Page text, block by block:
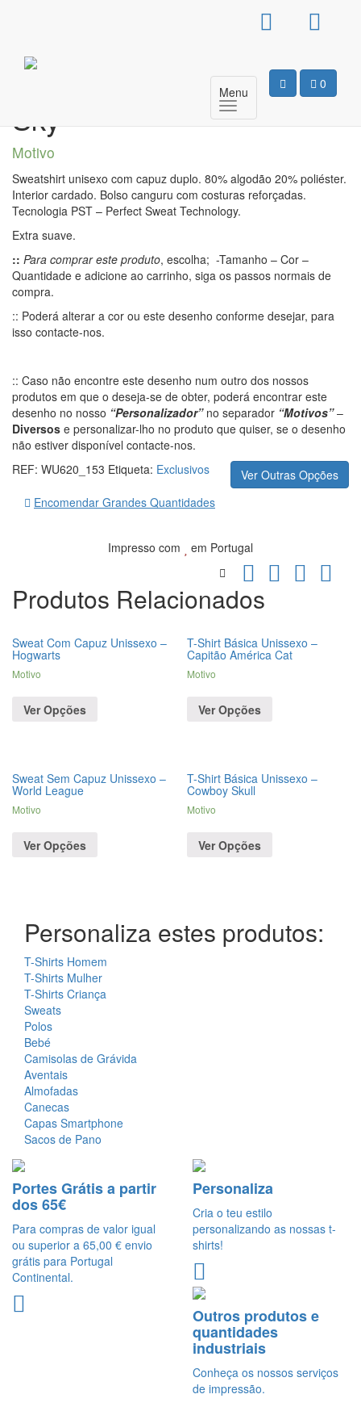
0
Menu
Sweat Com Capuz
Unissexo – Touch The
Sky
Motivo
Sweatshirt unisexo com capuz duplo. 80% algodão 20% poliéster.
Interior cardado. Bolso canguru com costuras reforçadas.
Tecnologia PST – Perfect Sweat Technology.
Extra suave.
:: Para comprar este produto, escolha; -Tamanho – Cor –
Quantidade e adicione ao carrinho, siga os passos normais de
compra.
:: Poderá alterar a cor ou este desenho conforme desejar, para
isso contacte-nos.
:: Caso não encontre este desenho num outro dos nossos
produtos em que o deseja-se de obter, poderá encontrar este
desenho no nosso “Personalizador” no separador “Motivos” –
Diversos e personalizar-lho no produto que quiser, se o desenho
não estiver disponível contacte-nos.
Ver Outras Opções
REF: WU620_153 Etiqueta: Exclusivos
Encomendar Grandes Quantidades
Impresso com em Portugal
Produtos Relacionados
Sweat Com Capuz Unissexo –
Hogwarts
Motivo
Ver Opções
T-Shirt Básica Unissexo –
Capitão América Cat
Motivo
Ver Opções
Sweat Sem Capuz Unissexo –
World League
Motivo
Ver Opções
T-Shirt Básica Unissexo –
Cowboy Skull
Motivo
Ver Opções
Personaliza estes produtos:
T-Shirts Homem
T-Shirts Mulher
T-Shirts Criança
Sweats
Polos
Bebé
Camisolas de Grávida
Aventais
Almofadas
Canecas
Capas Smartphone
Sacos de Pano
Portes Grátis a partir
dos 65€
Para compras de valor igual
ou superior a 65,00 € envio
grátis para Portugal
Continental.
Personaliza
Cria o teu estilo
personalizando as nossas t-
shirts!
Outros produtos e
quantidades
industriais
Conheça os nossos serviços
de impressão.